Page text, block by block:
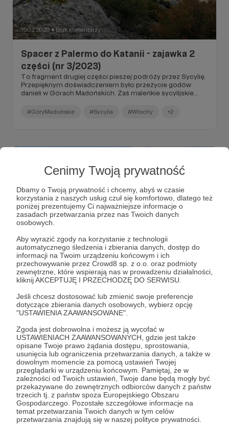
Cenimy Twoją prywatność
Dbamy o Twoją prywatność i chcemy, abyś w czasie
korzystania z naszych usług czuł się komfortowo, dlatego też
poniżej prezentujemy Ci najważniejsze informacje o
zasadach przetwarzania przez nas Twoich danych
osobowych.
Aby wyrazić zgody na korzystanie z technologii
automatycznego śledzenia i zbierania danych, dostęp do
informacji na Twoim urządzeniu końcowym i ich
przechowywanie przez Crowd8 sp. z o.o. oraz podmioty
zewnętrzne, które wspierają nas w prowadzeniu działalności,
kliknij AKCEPTUJĘ I PRZECHODZĘ DO SERWISU.
Jeśli chcesz dostosować lub zmienić swoje preferencje
dotyczące zbierania danych osobowych, wybierz opcję
"USTAWIENIA ZAAWANSOWANE".
Zgoda jest dobrowolna i możesz ją wycofać w
USTAWIENIACH ZAAWANSOWANYCH, gdzie jest także
opisane Twoje prawo żądania dostępu, sprostowania,
usunięcia lub ograniczenia przetwarzania danych, a także w
dowolnym momencie za pomocą ustawień Twojej
przeglądarki w urządzeniu końcowym. Pamiętaj, że w
zależności od Twoich ustawień, Twoje dane będą mogły być
przekazywane do zewnętrznych odbiorców danych z państw
trzecich tj. z państw spoza Europejskiego Obszaru
Gospodarczego. Pozostałe szczegółowe informacje na
temat przetwarzania Twoich danych w tym celów
przetwarzania znajdują się w naszej polityce prywatności.
15.02.2023 ● Brak komentarzy
Spacer z Palermo do Katanii - zajawka 2
części (nr 3/2023)
To fragment drugiej części pieszej podróży przez Sycylię.
Przepięknym doświadczeniem było przeżycie godów
danieli w Górach Madońskich. Zaś maleńkie sycylijskie
zupełnie innym światem niż Palermo i Katania. Całość
została udostępniona Patronom.
#GóryMadońskie #Sycylia #Włochy +2
15.02.2023 Brak komentarzy
Spacer z Palermo do Katanii - 2 część (nr
3/2023)
To druga część pieszej podróży przez Sycylię (choć
czasem nas podwieźli i nie tam gdzie trzeba). Przepięknym
Madońskich. Zaś maleńkie sycylijskie miasteczka
poprzyklejane do górskich grzbietów są zupełnie innym
światem niż Palermo i Katania.
#Sycylia #Włochy #wyprawy +3